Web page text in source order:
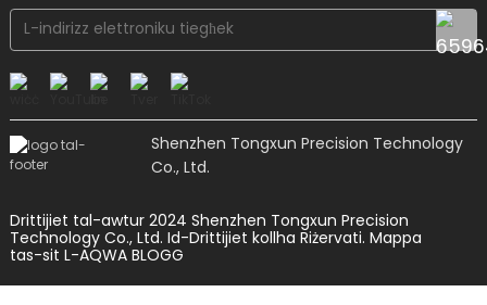
Shenzhen Tongxun Precision Technology
Co., Ltd.
Drittijiet tal-awtur 2024 Shenzhen Tongxun Precision
Technology Co., Ltd. Id-Drittijiet kollha Riżervati. Mappa
tas-sit L-AQWA BLOGG